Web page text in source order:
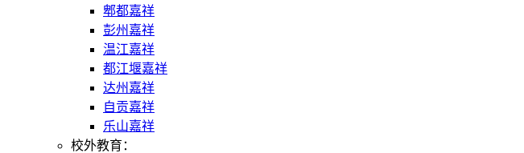
郫都嘉祥
彭州嘉祥
温江嘉祥
都江堰嘉祥
达州嘉祥
自贡嘉祥
乐山嘉祥
校外教育：